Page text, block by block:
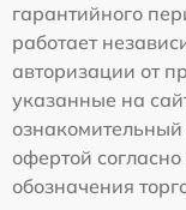
гарантийного
работает
авторизации от
указанные на
офертой
обозначения